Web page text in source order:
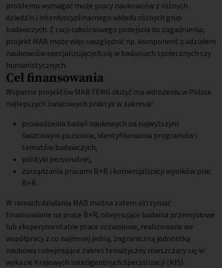
problemu wymagać może pracy naukowców z różnych
dziedzin i interdyscyplinarnego wkładu różnych grup
badawczych. Z racji całościowego podejścia do zagadnienia,
projekt MAB może więc uwzględnić np. komponent z udziałem
naukowców specjalizujących się w badaniach społecznych czy
humanistycznych.
Cel finansowania
Wsparcie projektów MAB FENG służyć ma wdrożeniu w Polsce
najlepszych światowych praktyk w zakresie:
prowadzenia badań naukowych na najwyższym
światowym poziomie, identyfikowania programów i
tematów badawczych,
polityki personalnej,
zarządzania pracami B+R i komercjalizacji wyników prac
B+R.
W ramach działania MAB można zatem otrzymać
finansowanie na prace B+R, obejmujące badania przemysłowe
lub eksperymentalne prace rozwojowe, realizowane we
współpracy z co najmniej jedną, zagraniczną jednostką
naukową i obejmujące zakres tematyczny mieszczący się w
wykazie Krajowych Inteligentnych Specjalizacji (KIS).